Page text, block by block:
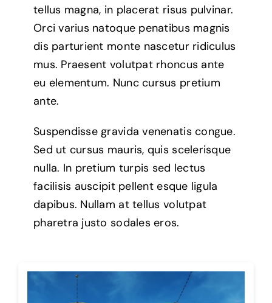
tellus magna, in placerat risus pulvinar.
Orci varius natoque penatibus magnis
dis parturient monte nascetur ridiculus
mus. Praesent volutpat rhoncus ante
eu elementum. Nunc cursus pretium
ante.
Suspendisse gravida venenatis congue.
Sed ut cursus mauris, quis scelerisque
nulla. In pretium turpis sed lectus
facilisis auscipit pellent esque ligula
dapibus. Nullam at tellus volutpat
pharetra justo sodales eros.